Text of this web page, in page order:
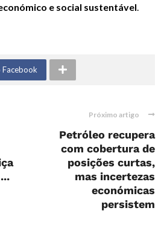
e social sustentável.
Próximo artigo
Petróleo recupera
com cobertura de
posições curtas,
mas incertezas
económicas
persistem